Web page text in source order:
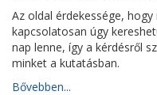
Az oldal érdekessége,
kapcsolatosan úgy
nap lenne, így a kérdésről
minket a kutatásban.
Bővebben...